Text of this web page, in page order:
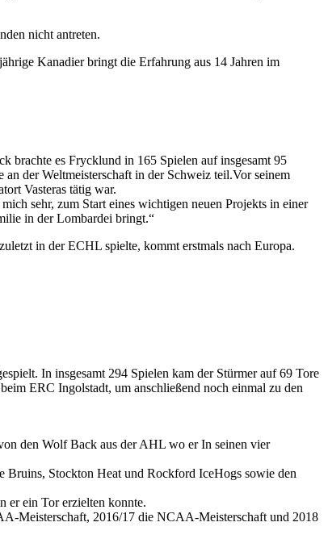
nicht antreten.
Kanadier bringt die Erfahrung aus 14 Jahren im
es Frycklund in 165 Spielen auf insgesamt 95
der Weltmeisterschaft in der Schweiz teil.Vor seinem
Vasteras tätig war.
sehr, zum Start eines wichtigen neuen Projekts in einer
in der Lombardei bringt.“
in der ECHL spielte, kommt erstmals nach Europa.
In insgesamt 294 Spielen kam der Stürmer auf 69 Tore
ERC Ingolstadt, um anschließend noch einmal zu den
den Wolf Back aus der AHL wo er In seinen vier
Stockton Heat und Rockford IceHogs sowie den
er ein Tor erzielten konnte.
Meisterschaft, 2016/17 die NCAA-Meisterschaft und 2018